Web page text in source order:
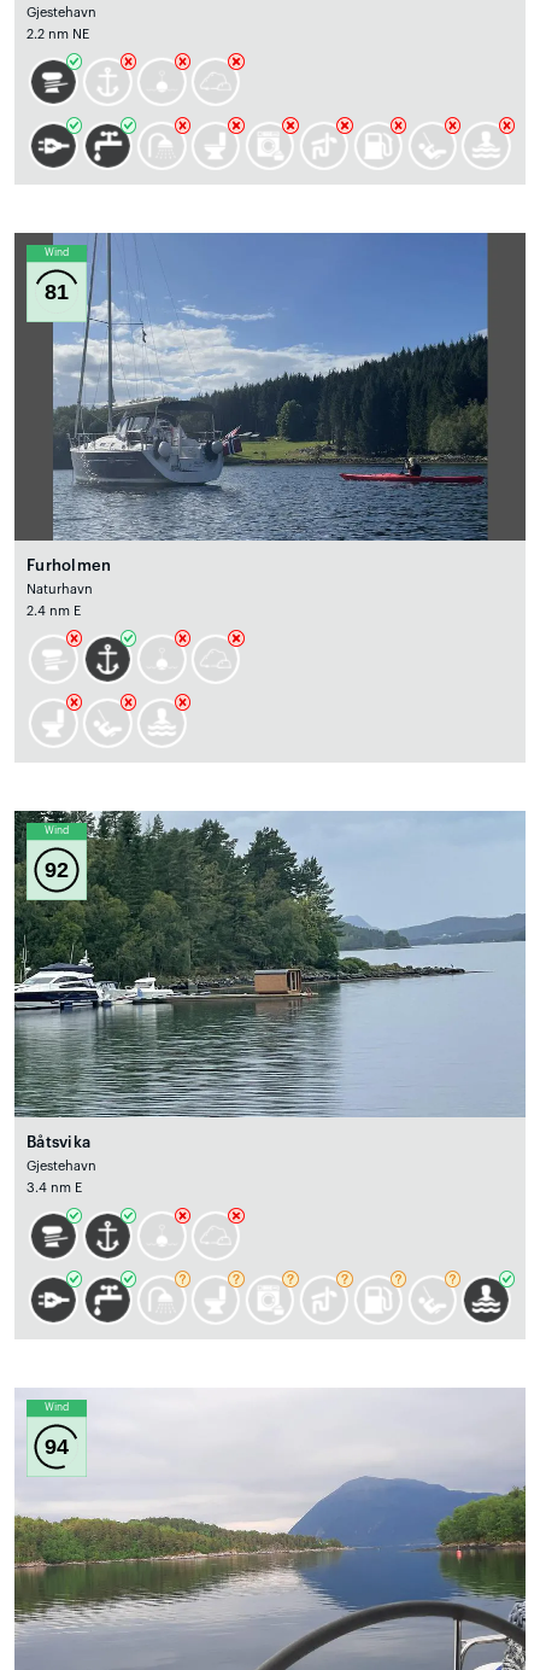
Gjestehavn
2.2 nm NE
Wind
81
Furholmen
Naturhavn
2.4 nm E
Wind
92
Båtsvika
Gjestehavn
3.4 nm E
Wind
94